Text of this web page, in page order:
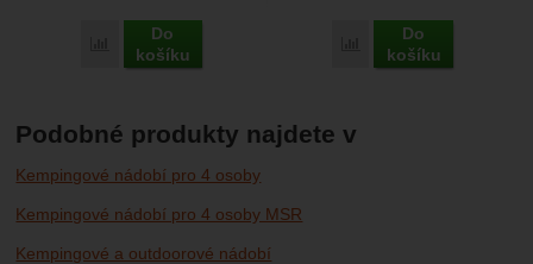
Porovnat
Do
košíku
Porovnat
Do
košíku
Podobné produkty najdete v
Kempingové nádobí pro 4 osoby
Kempingové nádobí pro 4 osoby MSR
Kempingové a outdoorové nádobí